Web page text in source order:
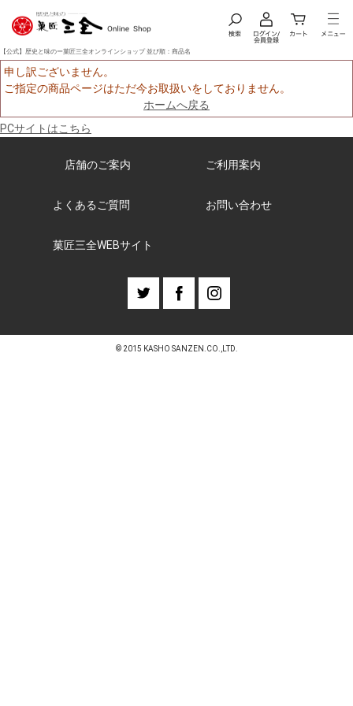
【公式】歴史と味のー菓匠三全オンラインショップ 並び順：商品名
申し訳ございません。
ご指定の商品ページはただ今お取扱いをしておりません。
ホームへ戻る
PCサイトはこちら
店舗のご案内 ご利用案内
よくあるご質問 お問い合わせ
菓匠三全WEBサイト
© 2015 KASHO SANZEN.CO.,LTD.